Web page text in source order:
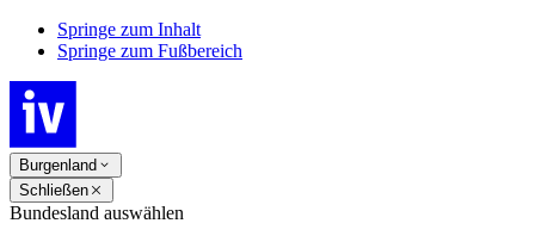
Springe zum Inhalt
Springe zum Fußbereich
Burgenland
Schließen
Bundesland auswählen